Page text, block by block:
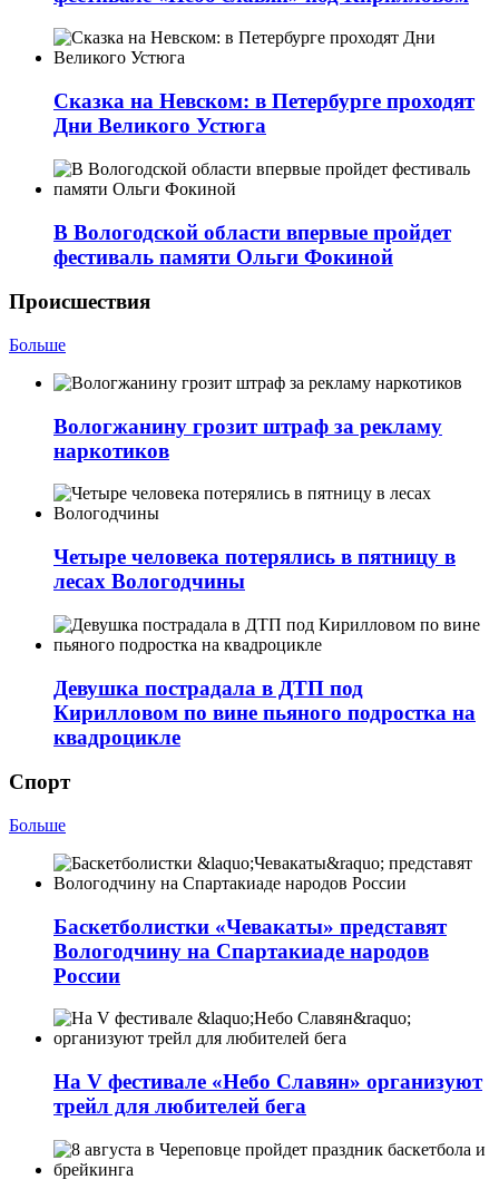
Сказка на Невском: в Петербурге проходят
Дни Великого Устюга
В Вологодской области впервые пройдет
фестиваль памяти Ольги Фокиной
Происшествия
Больше
Вологжанину грозит штраф за рекламу
наркотиков
Четыре человека потерялись в пятницу в
лесах Вологодчины
Девушка пострадала в ДТП под
Кирилловом по вине пьяного подростка на
квадроцикле
Спорт
Больше
Баскетболистки «Чевакаты» представят
Вологодчину на Спартакиаде народов
России
На V фестивале «Небо Славян» организуют
трейл для любителей бега